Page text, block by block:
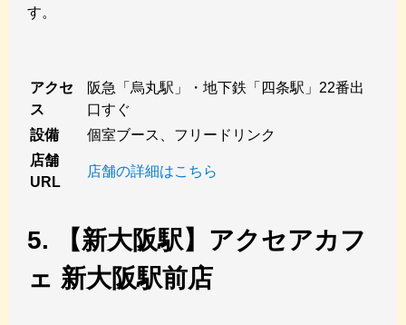
す。
アクセ
ス
阪急「烏丸駅」・地下鉄「四条駅」22番出
口すぐ
設備
個室ブース、フリードリンク
店舗
URL
店舗の詳細はこちら
5. 【新大阪駅】アクセアカフ
ェ 新大阪駅前店